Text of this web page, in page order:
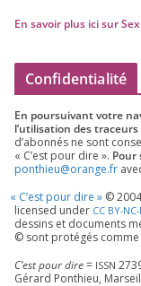
En savoir plus ici sur
Confidentialité
En pour­sui­vant votre
l’utilisation des
d’a­bon­nés ne sont
« C’est pour dire ». Pour
ponthieu@​orange.​fr
« C’est pour dire » ©
licen­sed under CC BY-
des­sins et docu­ments
© sont pro­té­gés comme
C’est pour dire= ISSN
Gérard Ponthieu,